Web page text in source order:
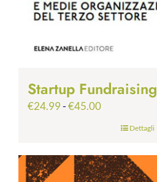
Startup Fundraising
€24.99-€45.00Fascia
€24.99
Dettagli